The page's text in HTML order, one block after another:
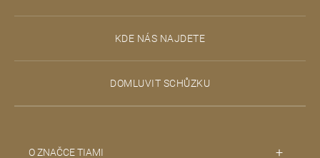
KDE NÁS NAJDETE
DOMLUVIT SCHŮZKU
O ZNAČCE TIAMI